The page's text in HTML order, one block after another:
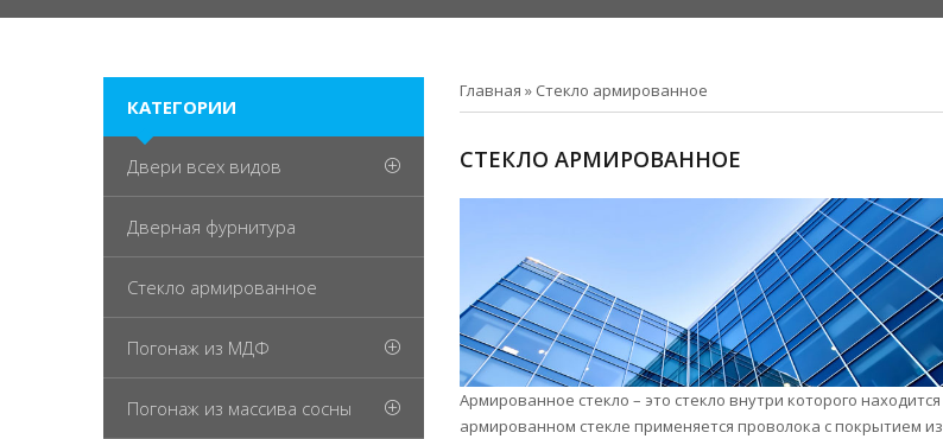
Главная » Стекло армированное
СТЕКЛО АРМИРОВАННОЕ
Армированное стекло – это стекло внутри которого
армированном стекле применяется проволока с покрытием
КАТЕГОРИИ
Двери всех видов
Дверная фурнитура
Стекло армированное
Погонаж из МДФ
Погонаж из массива сосны